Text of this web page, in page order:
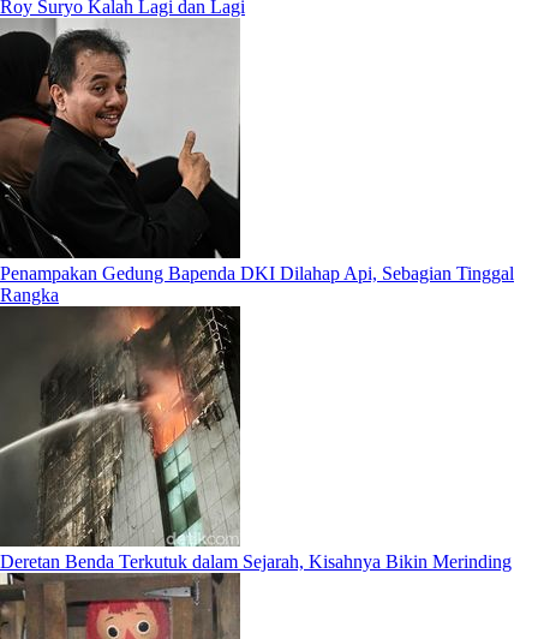
Roy Suryo Kalah Lagi dan Lagi
Penampakan Gedung Bapenda DKI Dilahap Api, Sebagian Tinggal
Rangka
Deretan Benda Terkutuk dalam Sejarah, Kisahnya Bikin Merinding